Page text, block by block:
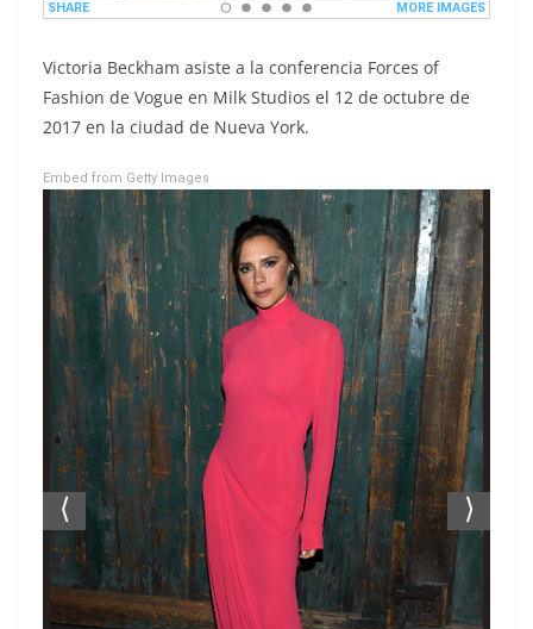
Victoria Beckham asiste a la conferencia Forces of
Fashion de Vogue en Milk Studios el 12 de octubre de
2017 en la ciudad de Nueva York.
Embed from Getty Images